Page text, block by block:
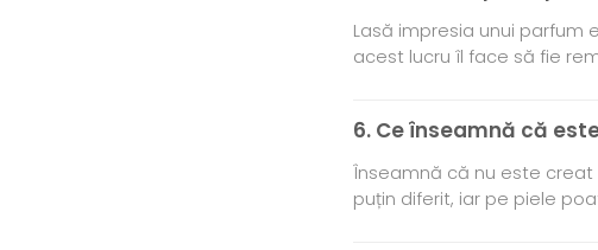
Lasă impresia unui parfum
acest lucru îl face să fie
6. Ce înseamnă că
Înseamnă că nu este
puțin diferit, iar pe piele